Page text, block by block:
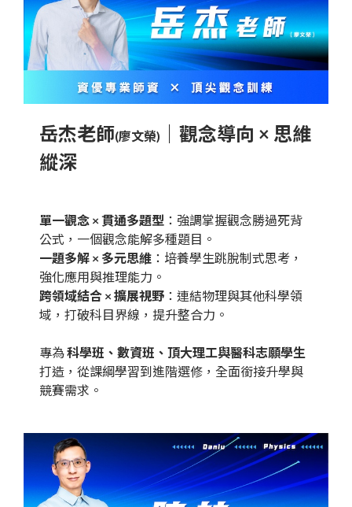
岳杰老師(廖文榮)
｜觀念導向 × 思維
縱深
單一觀念 × 貫通多題型 ：強調掌握觀念勝過死背
公式，一個觀念能解多種題目。
一題多解 × 多元思維 ：培養學生跳脫制式思考，
強化應用與推理能力。
跨領域結合 × 擴展視野 ：連結物理與其他科學領
域，打破科目界線，提升整合力。
專為科學班、數資班、頂大理工與醫科志願學生
打造，從課綱學習到進階選修，全面銜接升學與
競賽需求。